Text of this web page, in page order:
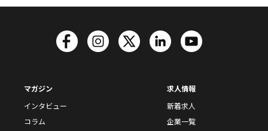
マガジン
インタビュー
コラム
求人情報
新着求人
企業一覧